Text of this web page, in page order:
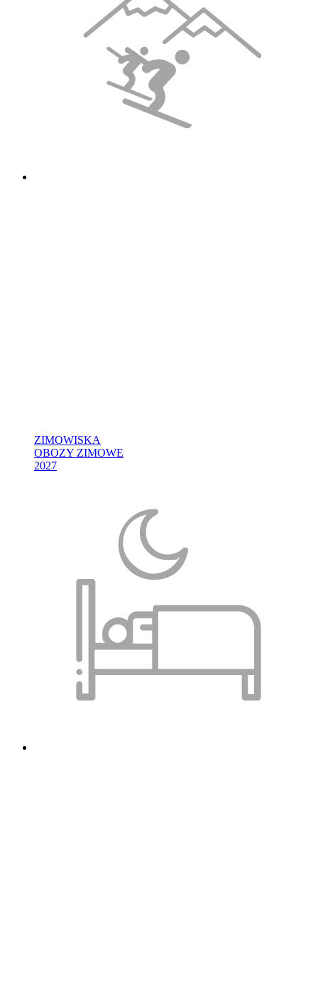
ZIMOWISKA
OBOZY ZIMOWE
2027